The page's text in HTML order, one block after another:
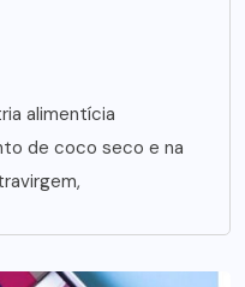
alimentícia
de coco seco e na